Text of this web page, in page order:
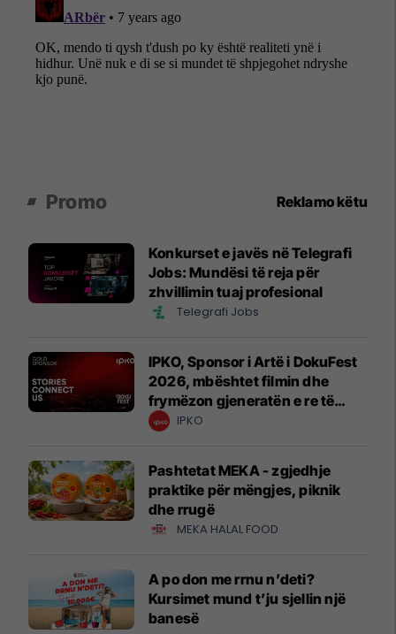
Promo Reklamo këtu
Konkurset e javës në Telegrafi
Jobs: Mundësi të reja për
zhvillimin tuaj profesional
Telegrafi Jobs
IPKO, Sponsor i Artë i DokuFest
2026, mbështet filmin dhe
frymëzon gjeneratën e re të
krijuesve
IPKO
Pashtetat MEKA - zgjedhje
praktike për mëngjes, piknik
dhe rrugë
MEKA HALAL FOOD
A po don me rrnu n’deti?
Kursimet mund t’ju sjellin një
banesë